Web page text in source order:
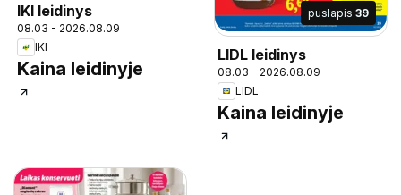
IKI leidinys
08.03 - 2026.08.09
IKI
Kaina leidinyje
puslapis 39
LIDL leidinys
08.03 - 2026.08.09
LIDL
Kaina leidinyje